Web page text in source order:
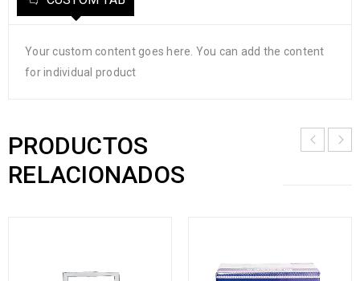
Your custom content goes here. You can add the content
for individual product
PRODUCTOS
RELACIONADOS